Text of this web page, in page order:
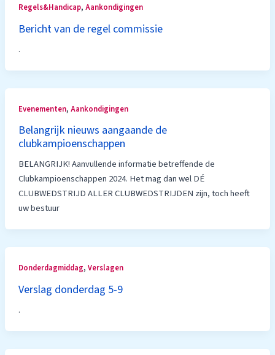
Regels&Handicap, Aankondigingen
Bericht van de regel commissie
.
Evenementen, Aankondigingen
Belangrijk nieuws aangaande de
clubkampioenschappen
BELANGRIJK! Aanvullende informatie betreffende de
Clubkampioenschappen 2024. Het mag dan wel DÉ
CLUBWEDSTRIJD ALLER CLUBWEDSTRIJDEN zijn, toch heeft
uw bestuur
Donderdagmiddag, Verslagen
Verslag donderdag 5-9
.